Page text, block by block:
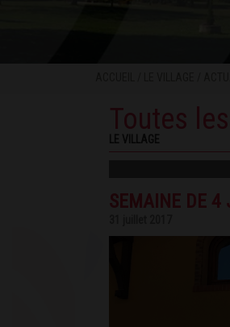
Toutes
LE VILLAGE
SEMAINE DE 4